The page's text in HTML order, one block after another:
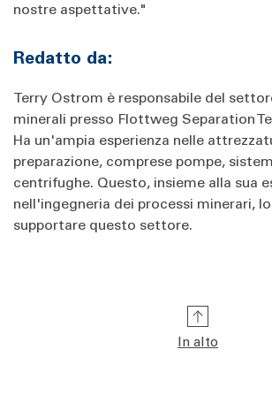
nostre aspettative."
Redatto da:
Terry Ostrom è responsabile del
minerali presso Flottweg Separation
Ha un'ampia esperienza nelle
preparazione, comprese pompe,
centrifughe. Questo, insieme alla sua
nell'ingegneria dei processi minerari,
supportare questo settore.
In alto